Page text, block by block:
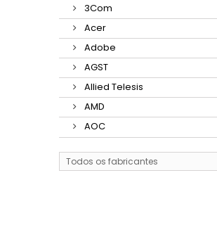
3Com
Acer
Adobe
AGST
Allied Telesis
AMD
AOC
Todos os fabricantes